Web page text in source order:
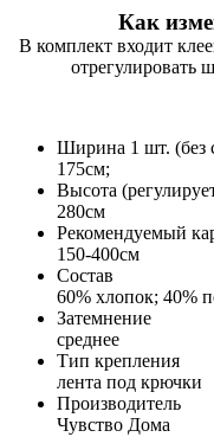
Как
В комплект входит
отрегулировать
Ширина 1 шт. (без
175см;
Высота
280см
Рекомендуемый
150-400см
Состав
60% хлопок; 40%
Затемнение
среднее
Тип крепления
лента под крючки
Производитель
Чувство Дома